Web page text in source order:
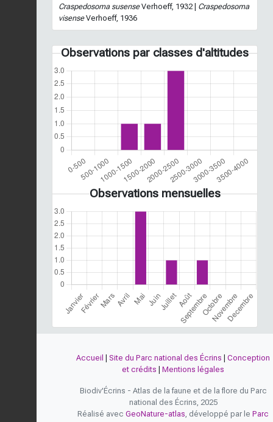
Craspedosoma susenseVerhoeff, 1932 | Craspedosoma
visenseVerhoeff, 1936
Observations par classes d'altitudes
Observations mensuelles
Accueil Site du Parc national des Écrins
Conception
et crédits
Mentions légales
Biodiv'Écrins - Atlas de la faune et de la flore du Parc
national des Écrins, 2025
Réalisé avec GeoNature-atlas, développé par le Parc